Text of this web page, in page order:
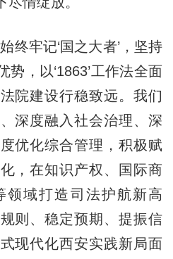
牢记‘国之大者’，坚持
，以‘1863’工作法全面
院建设行稳致远。我们
深度融入社会治理、深
优化综合管理，积极赋
，在知识产权、国际商
领域打造司法护航新高
则、稳定预期、提振信
现代化西安实践新局面